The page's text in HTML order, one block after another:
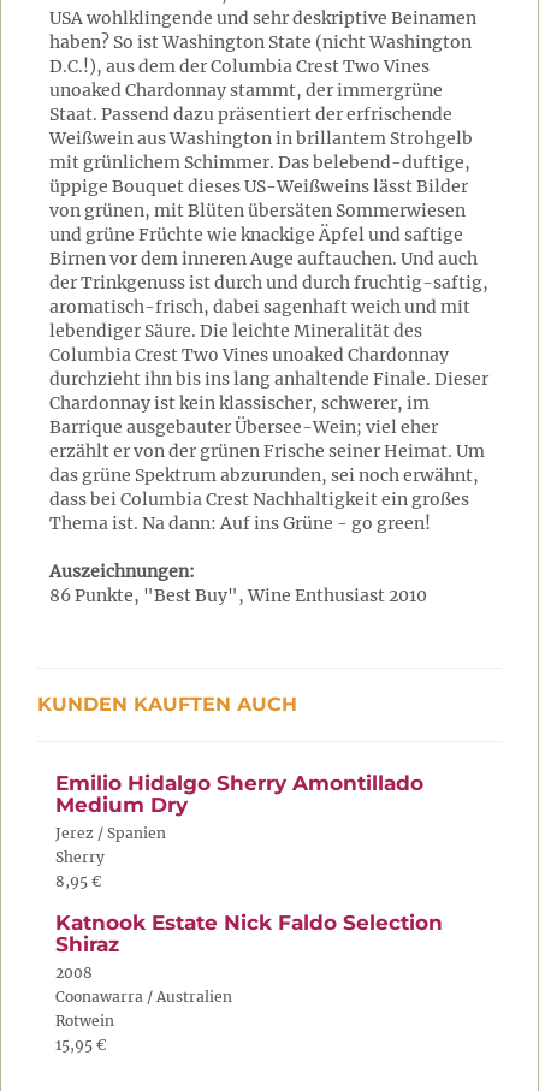
USA wohlklingende und sehr deskriptive Beinamen
haben? So ist Washington State (nicht Washington
D.C.!), aus dem der Columbia Crest Two Vines
unoaked Chardonnay stammt, der immergrüne
Staat. Passend dazu präsentiert der erfrischende
Weißwein aus Washington in brillantem Strohgelb
mit grünlichem Schimmer. Das belebend-duftige,
üppige Bouquet dieses US-Weißweins lässt Bilder
von grünen, mit Blüten übersäten Sommerwiesen
und grüne Früchte wie knackige Äpfel und saftige
Birnen vor dem inneren Auge auftauchen. Und auch
der Trinkgenuss ist durch und durch fruchtig-saftig,
aromatisch-frisch, dabei sagenhaft weich und mit
lebendiger Säure. Die leichte Mineralität des
Columbia Crest Two Vines unoaked Chardonnay
durchzieht ihn bis ins lang anhaltende Finale. Dieser
Chardonnay ist kein klassischer, schwerer, im
Barrique ausgebauter Übersee-Wein; viel eher
erzählt er von der grünen Frische seiner Heimat. Um
das grüne Spektrum abzurunden, sei noch erwähnt,
dass bei Columbia Crest Nachhaltigkeit ein großes
Thema ist. Na dann: Auf ins Grüne - go green!
Auszeichnungen:
86 Punkte, "Best Buy", Wine Enthusiast 2010
KUNDEN KAUFTEN AUCH
Emilio Hidalgo Sherry Amontillado
Medium Dry
Jerez / Spanien
Sherry
8,95 €
Katnook Estate Nick Faldo Selection
Shiraz
2008
Coonawarra / Australien
Rotwein
15,95 €